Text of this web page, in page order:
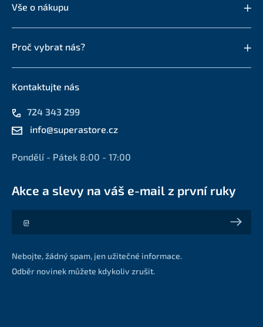
Vše o nákupu
Proč vybrat nás?
Kontaktujte nás
724 343 299
info@superastore.cz
Pondělí - Pátek 8:00 - 17:00
Akce a slevy na váš e-mail z první ruky
Akce a slevy na váš e-mail z první ruky
Nebojte, žádný spam, jen užitečné informace.
Odběr novinek můžete kdykoliv zrušit.